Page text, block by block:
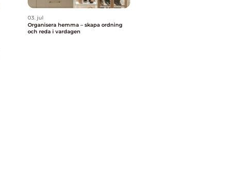
03. jul
Organisera hemma – skapa ordning
och reda i vardagen